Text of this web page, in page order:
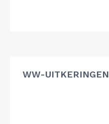
WW-UITKERINGEN